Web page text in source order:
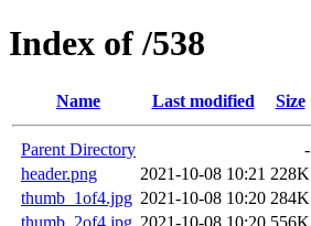
Index of /538
Name Last modified Size
Parent Directory
-
header.png
2021-10-08 10:21 228K
thumb_1of4.jpg 2021-10-08 10:20 284K
thumb_2of4.jpg 2021-10-08 10:20 556K